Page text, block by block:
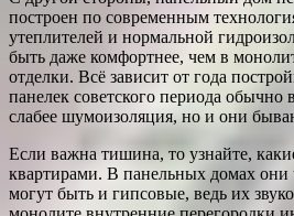
построен по современным
утеплителей и нормальной
быть даже комфортнее, чем в
отделки. Всё зависит от года
панелек советского периода
слабее шумоизоляция, но и они
Если важна тишина, то узнайте,
квартирами. В панельных домах они
могут быть и гипсовые, ведь их